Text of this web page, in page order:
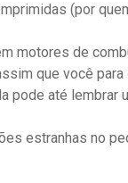
(por
motores de
que você para
pode até
estranhas no